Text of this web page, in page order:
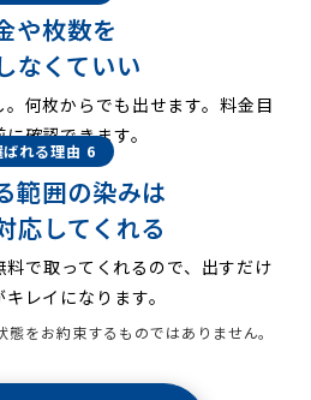
や枚数を
なくていい
何枚からでも出せます。料金目
確認できます。
ばれる理由 6
範囲の染みは
応してくれる
で取ってくれるので、出すだけ
レイになります。
をお約束するものではありません。